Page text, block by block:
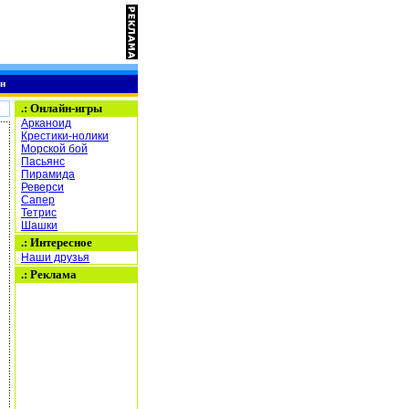
.: Онлайн-игры
Арканоид
Крестики-нолики
Морской бой
Пасьянс
Пирамида
Реверси
Сапер
Тетрис
Шашки
.: Интересное
Наши друзья
.: Реклама